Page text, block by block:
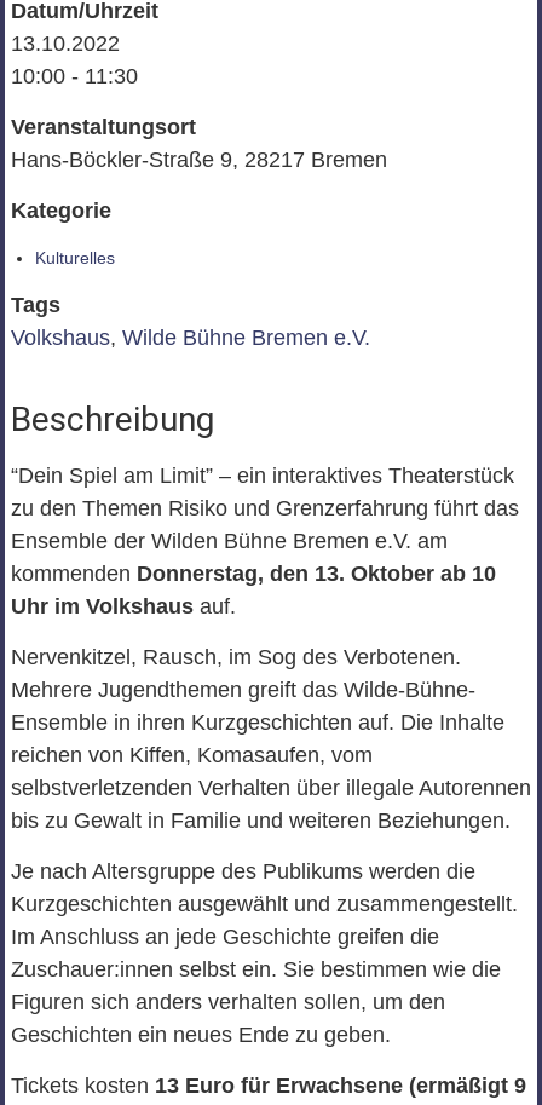
Datum/Uhrzeit
13.10.2022
10:00 - 11:30
Veranstaltungsort
Hans-Böckler-Straße 9, 28217 Bremen
Kategorie
Kulturelles
Tags
Volkshaus, Wilde Bühne Bremen e.V.
Beschreibung
“Dein Spiel am Limit” – ein interaktives Theaterstück
zu den Themen Risiko und Grenzerfahrung führt das
Ensemble der Wilden Bühne Bremen e.V. am
kommenden Donnerstag, den 13. Oktober ab 10
Uhr im Volkshausauf.
Nervenkitzel, Rausch, im Sog des Verbotenen.
Mehrere Jugendthemen greift das Wilde-Bühne-
Ensemble in ihren Kurzgeschichten auf. Die Inhalte
reichen von Kiffen, Komasaufen, vom
selbstverletzenden Verhalten über illegale Autorennen
bis zu Gewalt in Familie und weiteren Beziehungen.
Je nach Altersgruppe des Publikums werden die
Kurzgeschichten ausgewählt und zusammengestellt.
Im Anschluss an jede Geschichte greifen die
Zuschauer:innen selbst ein. Sie bestimmen wie die
Figuren sich anders verhalten sollen, um den
Geschichten ein neues Ende zu geben.
Tickets kosten 13 Euro für Erwachsene (ermäßigt 9